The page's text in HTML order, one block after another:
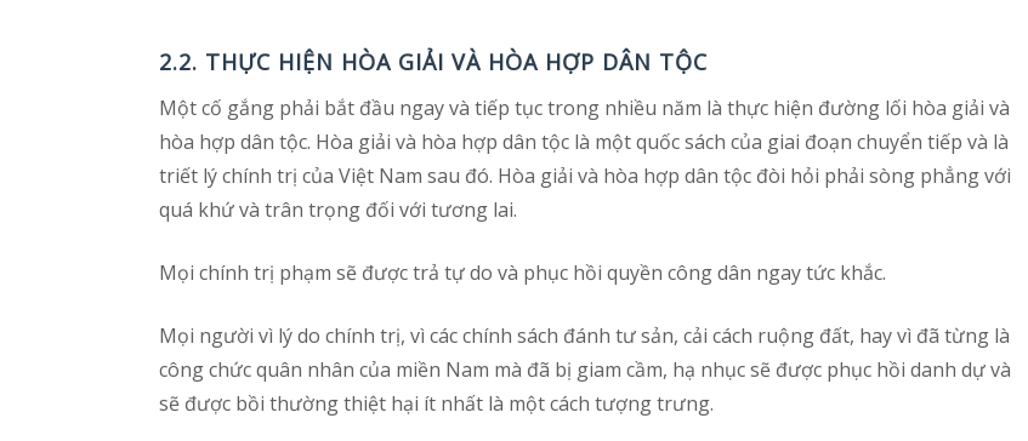
2.2. THỰC HIỆN HÒA GIẢI VÀ HÒA HỢP DÂN TỘC
Một cố gắng phải bắt đầu ngay và tiếp tục trong nhiều năm là thực hiện đường lối hòa giải và
hòa hợp dân tộc. Hòa giải và hòa hợp dân tộc là một quốc sách của giai đoạn chuyển tiếp và là
triết lý chính trị của Việt Nam sau đó. Hòa giải và hòa hợp dân tộc đòi hỏi phải sòng phẳng với
quá khứ và trân trọng đối với tương lai.
Mọi chính trị phạm sẽ được trả tự do và phục hồi quyền công dân ngay tức khắc.
Mọi người vì lý do chính trị, vì các chính sách đánh tư sản, cải cách ruộng đất, hay vì đã từng là
công chức quân nhân của miền Nam mà đã bị giam cầm, hạ nhục sẽ được phục hồi danh dự và
sẽ được bồi thường thiệt hại ít nhất là một cách tượng trưng.